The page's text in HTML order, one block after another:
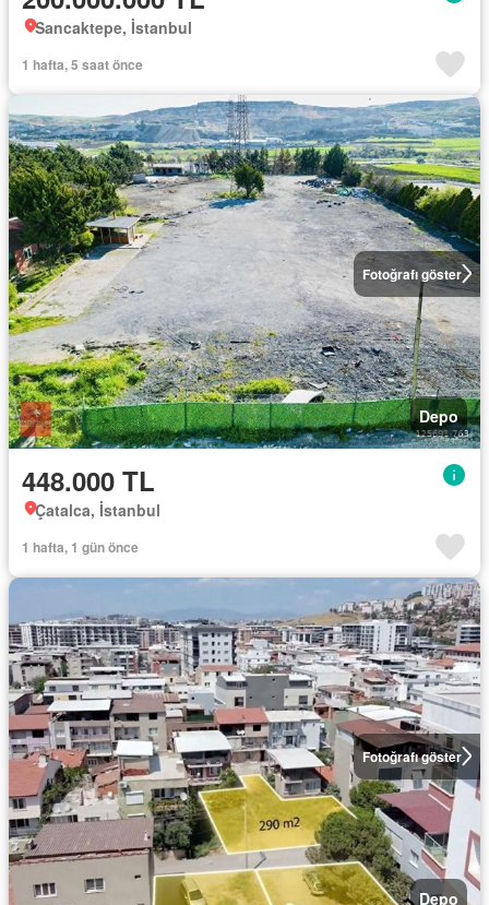
Sancaktepe, İstanbul
1 hafta, 5 saat önce
Fotoğrafı göster
Depo
448.000 TL
Çatalca, İstanbul
1 hafta, 1 gün önce
Fotoğrafı göster
Depo